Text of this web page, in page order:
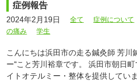
症例報告
2024年2月19日 全て 症例について
の痛み
学生
こんにちは浜田市の走る鍼灸師 芳
ー“こと芳川裕章です。 浜田市朝日町
イトオテルミー・整体を提供してい